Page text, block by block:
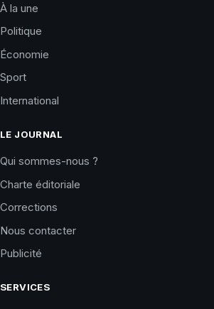
À la une
Politique
Économie
Sport
International
LE JOURNAL
Qui sommes-nous ?
Charte éditoriale
Corrections
Nous contacter
Publicité
SERVICES